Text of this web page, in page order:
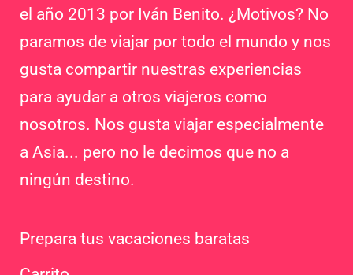
el año 2013 por Iván Benito. ¿Motivos? No
paramos de viajar por todo el mundo y nos
gusta compartir nuestras experiencias
para ayudar a otros viajeros como
nosotros. Nos gusta viajar especialmente
a Asia... pero no le decimos que no a
ningún destino.
Prepara tus vacaciones baratas